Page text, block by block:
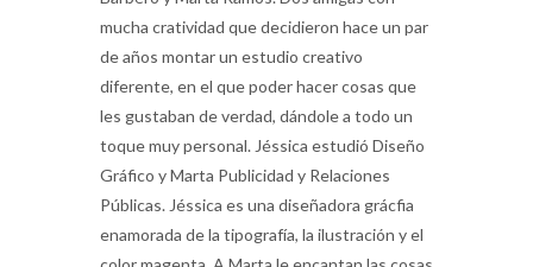
mucha cratividad que decidieron hace un par
de años montar un estudio creativo
diferente, en el que poder hacer cosas que
les gustaban de verdad, dándole a todo un
toque muy personal. Jéssica estudió Diseño
Gráfico y Marta Publicidad y Relaciones
Públicas. Jéssica es una diseñadora grácfia
enamorada de la tipografía, la ilustración y el